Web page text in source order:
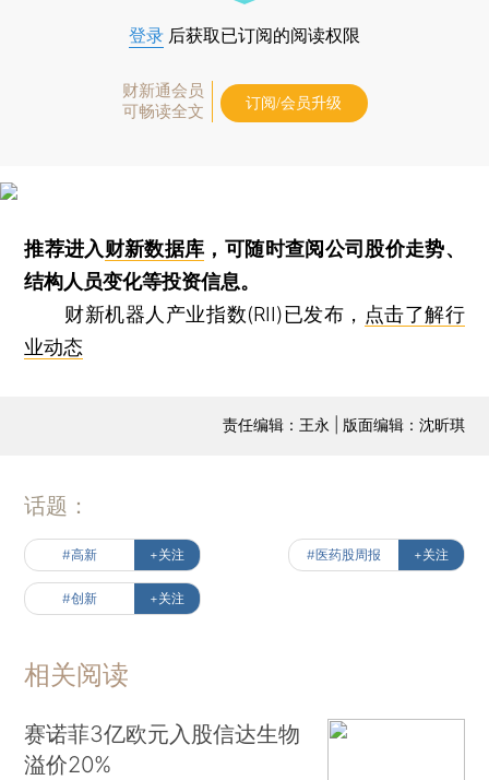
登录 后获取已订阅的阅读权限
财新通会员
可畅读全文
订阅/会员升级
推荐进入财新数据库 ，可随时查阅公司股价走势、
结构人员变化等投资信息。
财新机器人产业指数(RII)已发布， 点击了解行
业动态
责任编辑：王永 | 版面编辑：沈昕琪
话题：
#高新 +关注 #医药股周报 +关注
#创新 +关注
相关阅读
赛诺菲3亿欧元入股信达生物
溢价20%